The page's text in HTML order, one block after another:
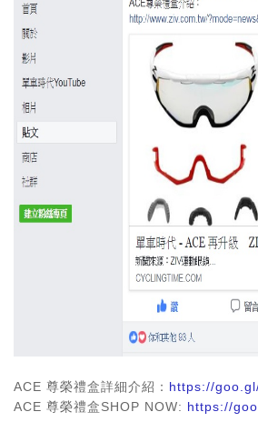
ACE 尊榮禮盒詳細介紹： https://
ACE 尊榮禮盒SHOP NOW: https://